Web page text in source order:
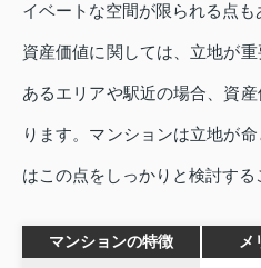
イベートな空間が限られる点も
資産価値に関しては、立地が
あるエリアや駅近の場合、資
ります。マンションは立地が
はこの点をしっかりと検討する
マンションの特徴 メ